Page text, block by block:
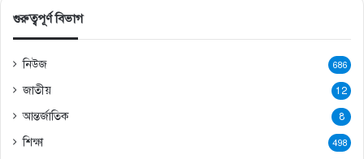
গুরুত্বপূর্ণ বিভাগ
নিউজ 686
জাতীয় 12
আন্তর্জাতিক 8
শিক্ষা 498